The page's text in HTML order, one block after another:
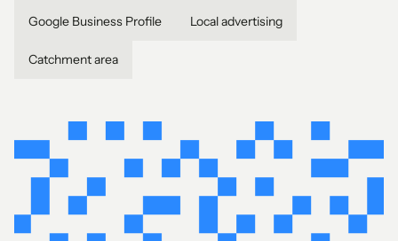
Google Business Profile Local advertising
Catchment area